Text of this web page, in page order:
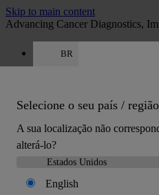
Skip to main content
Advancing Cancer Diagnostics,
BR
Selecione o seu país / região
A sua localização não
alterá-lo?
English
MENU